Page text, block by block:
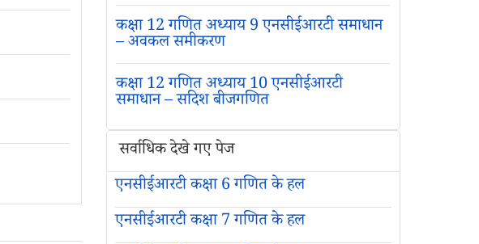
कक्षा 12 गणित अध्याय 9 एनसीईआरटी समाधान
– अवकल समीकरण
कक्षा 12 गणित अध्याय 10 एनसीईआरटी
समाधान – सदिश बीजगणित
सर्वाधिक देखे गए पेज
एनसीईआरटी कक्षा 6 गणित के हल
एनसीईआरटी कक्षा 7 गणित के हल